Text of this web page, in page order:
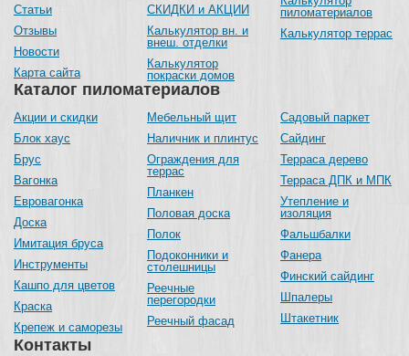
Каталог пиломатериалов
Акции и скидки
Блок хаус
Брус
Вагонка
Евровагонка
Доска
Имитация бруса
Инструменты
Кашпо для цветов
Краска
Крепеж и саморезы
Мебельный щит
Наличник и плинтус
Ограждения для
террас
Планкен
Половая доска
Полок
Подоконники и
столешницы
Реечные
перегородки
Реечный фасад
Садовый паркет
Сайдинг
Терраса дерево
Терраса ДПК и МПК
Утепление и
изоляция
Фальшбалки
Фанера
Финский сайдинг
Шпалеры
Штакетник
Статьи
Отзывы
Новости
Карта сайта
СКИДКИ и АКЦИИ
Калькулятор вн. и
внеш. отделки
Калькулятор
покраски домов
пиломатериалов
Калькулятор террас
Контакты